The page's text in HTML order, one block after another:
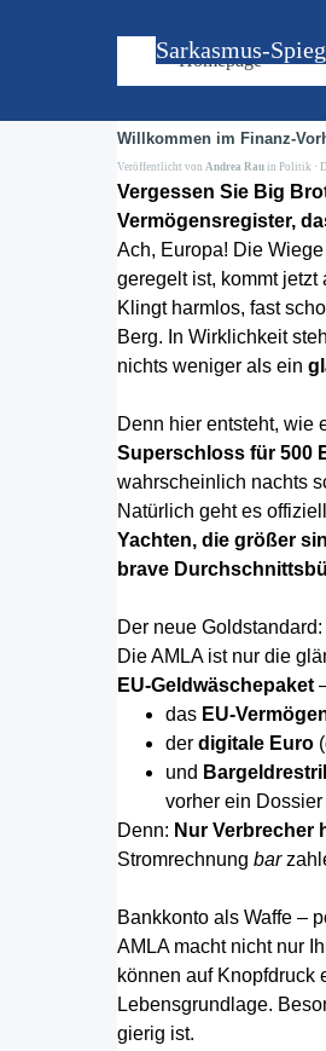
Sarkasmus-
Homepage
Willkommen im Finanz-
Veröffentlicht von Andrea Rau in Politik ·
Vergessen Sie Big
Vermögensregister,
Ach, Europa! Die
geregelt ist, kommt
Klingt harmlos, fast
Berg. In Wirklichkeit
nichts weniger als ein
Denn hier entsteht, wie
Superschloss für 500
wahrscheinlich nachts
Natürlich geht es
Yachten, die größer
brave
Der neue
Die AMLA ist nur die
EU-Geldwäschepaket
das EU-
der digitale Euro
und
vorher ein
Denn: Nur Verbrecher
Stromrechnung bar
Bankkonto als Waffe –
AMLA macht nicht nur
können auf Knopfdruck
Lebensgrundlage.
gierig ist.